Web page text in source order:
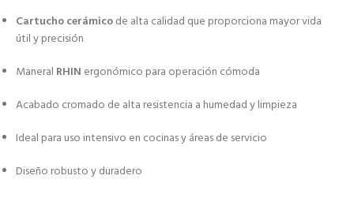
Cartucho cerámicode alta calidad que proporciona mayor vida
útil y precisión
Maneral RHIN ergonómico para operación cómoda
Acabado cromado de alta resistencia a humedad y limpieza
Ideal para uso intensivo en cocinas y áreas de servicio
Diseño robusto y duradero